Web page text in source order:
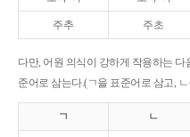
주추 주초
다만, 어원 의식이 강하게 작용하는
준어로 삼는다.(ㄱ을 표준어로 삼고,
ㄱ ㄴ